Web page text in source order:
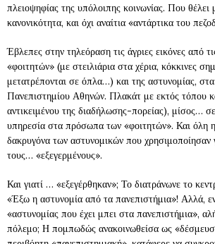
πλειοψηφίας της υπόλοιπης κοινωνίας. Που θέλει
κανονικότητα, και όχι αναίτια «αντάρτικα του
Έβλεπες στην τηλεόραση τις άγριες εικόνες από
«φοιτητών» (με στειλιάρια στα χέρια, κόκκινες
μετατρέπονται σε όπλα…) και της αστυνομίας,
Πανεπιστημίου Αθηνών. Πλακάτ με εκτός τόπου
αντικειμένου της διαδήλωσης-πορείας), μίσος…
υπηρεσία στα πρόσωπα των «φοιτητών». Και όλη
δακρυγόνα των αστυνομικών που χρησιμοποίησαν
τους… «εξεγερμένους».
Και γιατί … «εξεγέρθηκαν»; Το διατράνωνε το
«Έξω η αστυνομία από τα πανεπιστήμια»! Αλλά,
«αστυνομίας που έχει μπει στα πανεπιστήμια»,
πόλεμο; Η πομπωδώς ανακοινωθείσα ως